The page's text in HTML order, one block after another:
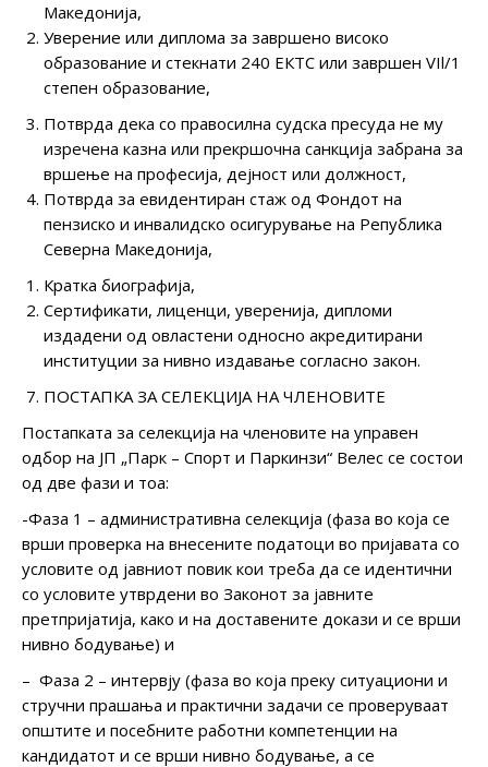
Македонија,
Уверение или диплома за завршено високо
образование и стекнати 240 ЕКТС или завршен VIl/1
степен образование,
Потврда дека со правосилна судска пресуда не му
изречена казна или прекршочна санкција забрана за
вршење на професија, дејност или должност,
Потврда за евидентиран стаж од Фондот на
пензиско и инвалидско осигурување на Република
Северна Македонија,
Кратка биографија,
Сертификати, лиценци, уверенија, дипломи
издадени од овластени односно акредитирани
институции за нивно издавање согласно закон.
ПОСТАПКА ЗА СЕЛЕКЦИЈА НА ЧЛЕНОВИТЕ
Постапката за селекција на членовите на управен
одбор на ЈП „Парк – Спорт и Паркинзи“ Велес се состои
од две фази и тоа:
-Фаза 1 – административна селекција (фаза во која се
врши проверка на внесените податоци во пријавата со
условите од јавниот повик кои треба да се идентични
со условите утврдени во Законот за јавните
претпријатија, како и на доставените докази и се врши
нивно бодување) и
– Фаза 2 – интервју (фаза во која преку ситуациони и
стручни прашања и практични задачи се проверуваат
општите и посебните работни компетенции на
кандидатот и се врши нивно бодување, а се